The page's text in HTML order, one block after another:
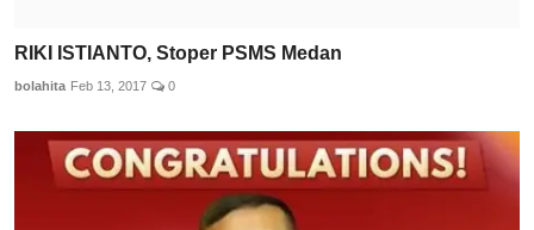
RIKI ISTIANTO, Stoper PSMS Medan
bolahita Feb 13, 2017 0